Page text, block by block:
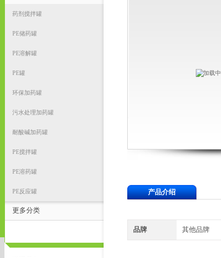
药剂搅拌罐
PE储药罐
PE溶解罐
PE罐
环保加药罐
污水处理加药罐
耐酸碱加药罐
PE搅拌罐
PE溶药罐
PE反应罐
更多分类
产品介绍
品牌 其他品牌